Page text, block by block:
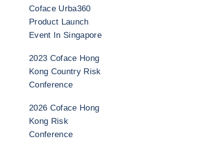
Coface Urba360
Product Launch
Event In Singapore
2023 Coface Hong
Kong Country Risk
Conference
2026 Coface Hong
Kong Risk
Conference